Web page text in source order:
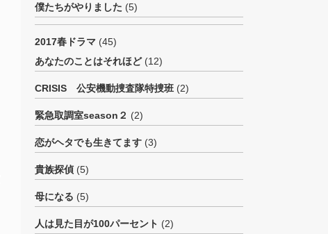
僕たちがやりました (5)
2017春ドラマ (45)
あなたのことはそれほど(12)
CRISIS 公安機動捜査隊特捜班 (2)
緊急取調室season２ (2)
恋がヘタでも生きてます (3)
貴族探偵 (5)
母になる (5)
人は見た目が100パーセント (2)